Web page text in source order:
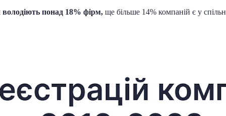
понад 18% фірм, ще більше 14% компаній є у